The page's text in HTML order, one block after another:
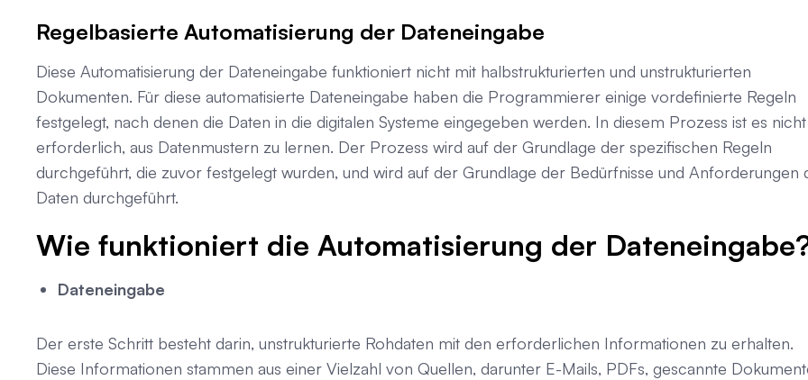
Regelbasierte Automatisierung der Dateneingabe
Diese Automatisierung der Dateneingabe funktioniert nicht mit halbstrukturierten und unstrukturierten
Dokumenten. Für diese automatisierte Dateneingabe haben die Programmierer einige vordefinierte Regeln
festgelegt, nach denen die Daten in die digitalen Systeme eingegeben werden. In diesem Prozess ist es nicht
erforderlich, aus Datenmustern zu lernen. Der Prozess wird auf der Grundlage der spezifischen Regeln
durchgeführt, die zuvor festgelegt wurden, und wird auf der Grundlage der Bedürfnisse und Anforderungen
Daten durchgeführt.
Wie funktioniert die Automatisierung der
Dateneingabe
Der erste Schritt besteht darin, unstrukturierte Rohdaten mit den erforderlichen Informationen zu erhalten.
Diese Informationen stammen aus einer Vielzahl von Quellen, darunter E-Mails, PDFs, gescannte